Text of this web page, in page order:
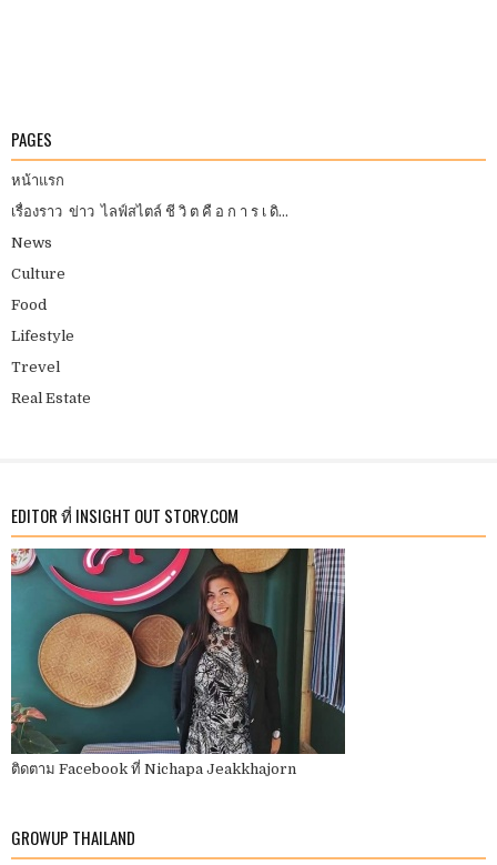
PAGES
หน้าแรก
เรื่องราว ข่าว ไลฟ์สไตล์ ชี วิ ต คื อ ก า ร เ ดิ...
News
Culture
Food
Lifestyle
Trevel
Real Estate
EDITOR ที่ INSIGHT OUT STORY.COM
ติดตาม Facebook ที่ Nichapa Jeakkhajorn
GROWUP THAILAND